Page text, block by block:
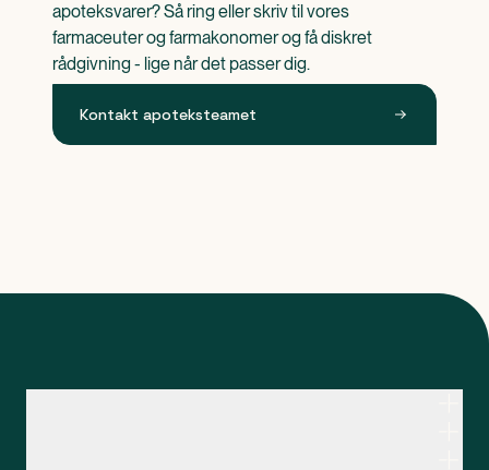
apoteksvarer? Så ring eller skriv til vores
farmaceuter og farmakonomer og få diskret
rådgivning - lige når det passer dig.
Kontakt apoteksteamet